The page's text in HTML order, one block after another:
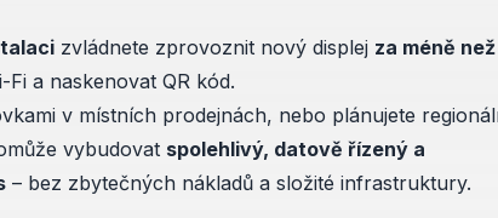
zvládnete zprovoznit nový displej za méně než
a naskenovat QR kód.
v místních prodejnách, nebo plánujete
vybudovat spolehlivý, datově řízený a
– bez zbytečných nákladů a složité infrastruktury.